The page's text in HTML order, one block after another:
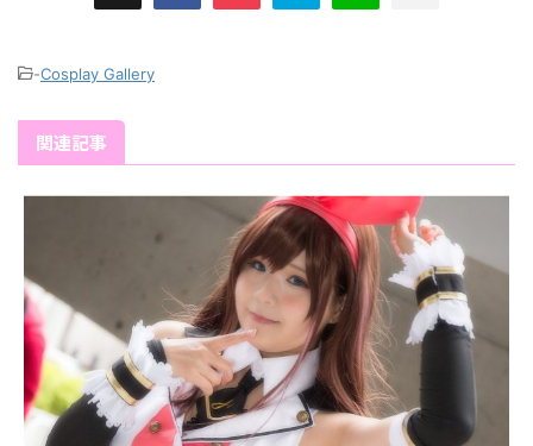
-Cosplay Gallery
関連記事